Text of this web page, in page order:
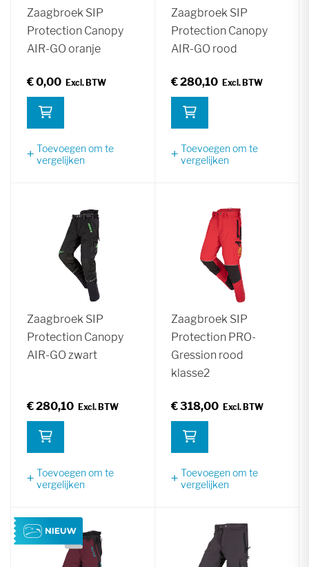
Zaagbroek SIP
Protection Canopy
AIR-GO oranje
€ 0,00
Toevoegen om te
vergelijken
Zaagbroek SIP
Protection Canopy
AIR-GO rood
€ 280,10
Toevoegen om te
vergelijken
Zaagbroek SIP
Protection Canopy
AIR-GO zwart
€ 280,10
Toevoegen om te
vergelijken
Zaagbroek SIP
Protection PRO-
Gression rood
klasse2
€ 318,00
Toevoegen om te
vergelijken